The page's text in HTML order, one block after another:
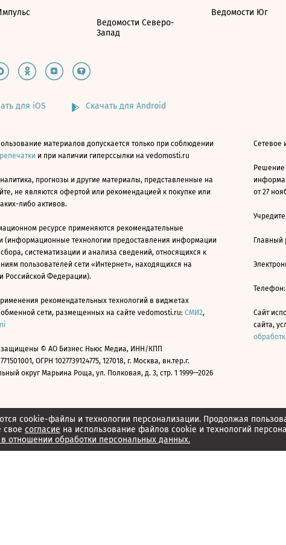
cookie-файлы и технологии персонализации. Продолжая
свое согласие на использование файлов cookie и технологий
отношении обработки персональных данных.
Ведомости Северо-
Запад
Ведомости Юг
для iOS Скачать для Android
материалов допускается только при соблюдении
и при наличии гиперссылки на vedomosti.ru
прогнозы и другие материалы, представленные на
не являются офертой или рекомендацией к покупке или
либо активов.
ресурсе применяются рекомендательные
(информационные технологии предоставления информации
систематизации и анализа сведений, относящихся к
пользователей сети «Интернет», находящихся на
Российской Федерации).
рекомендательных технологий в виджетах
сети, размещенных на сайте vedomosti.ru: СМИ2,
защищены © АО Бизнес Ньюс Медиа, ИНН/КПП
ОГРН 1027739124775, 127018, г. Москва, вн.тер.г.
округ Марьина Роща, ул. Полковая, д. 3, стр. 1 1999—2026
Сетевое
Решение
от 27
Главный
Телефон:
Сайт
сайта,